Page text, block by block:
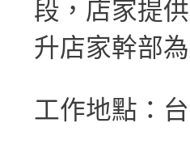
段，店家提
升店家幹部
工作地點：